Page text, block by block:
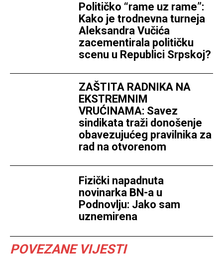
Političko “rame uz rame”:
Kako je trodnevna turneja
Aleksandra Vučića
zacementirala političku
scenu u Republici Srpskoj?
ZAŠTITA RADNIKA NA
EKSTREMNIM
VRUĆINAMA: Savez
sindikata traži donošenje
obavezujućeg pravilnika za
rad na otvorenom
Fizički napadnuta
novinarka BN-a u
Podnovlju: Jako sam
uznemirena
POVEZANE VIJESTI